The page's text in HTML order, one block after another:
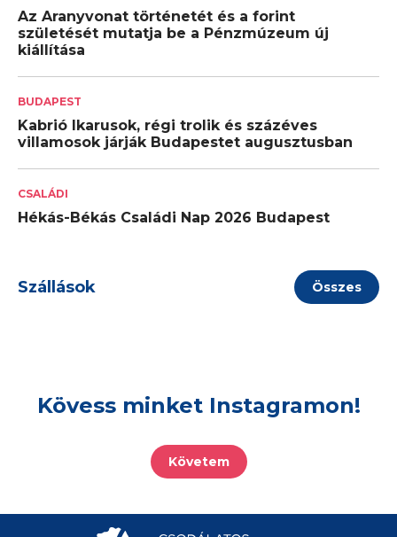
Az Aranyvonat történetét és a forint
születését mutatja be a Pénzmúzeum új
kiállítása
BUDAPEST
Kabrió Ikarusok, régi trolik és százéves
villamosok járják Budapestet augusztusban
CSALÁDI
Hékás-Békás Családi Nap 2026 Budapest
Szállások Összes
Kövess minket Instagramon!
Követem